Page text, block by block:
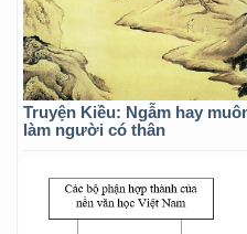
Truyện Kiều: Ngẫm hay
làm người có thân